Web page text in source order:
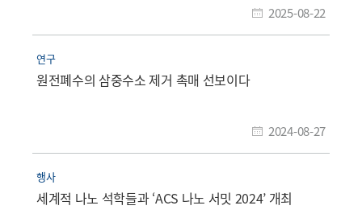
2025-08-22
연구
원전폐수의 삼중수소 제거 촉매 선보이다
2024-08-27
행사
세계적 나노 석학들과 ‘ACS 나노 서밋 2024’ 개최